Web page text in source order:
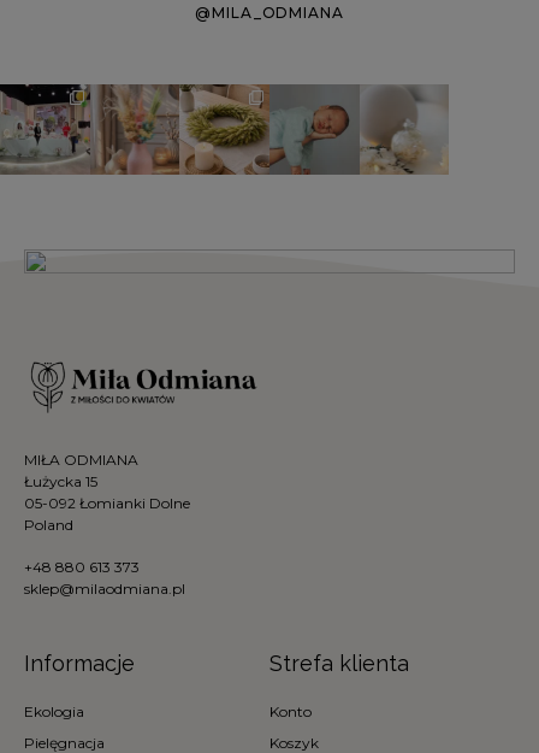
@MILA_ODMIANA
MIŁA ODMIANA
Łużycka 15
05-092 Łomianki Dolne
Poland
+48 880 613 373
sklep@milaodmiana.pl
Informacje
Ekologia
Pielęgnacja
Strefa klienta
Konto
Koszyk